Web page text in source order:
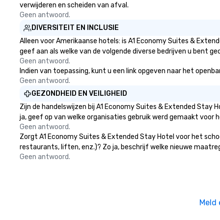
verwijderen en scheiden van afval.
Geen antwoord.
DIVERSITEIT EN INCLUSIE
Alleen voor Amerikaanse hotels: is A1 Economy Suites &
geef aan als welke van de volgende diverse bedrijven u bent
Geen antwoord.
Indien van toepassing, kunt u een link opgeven naar het
Geen antwoord.
GEZONDHEID EN VEILIGHEID
Zijn de handelswijzen bij A1 Economy Suites & Extended
ja, geef op van welke organisaties gebruik werd gemaakt voor
Geen antwoord.
Zorgt A1 Economy Suites & Extended Stay Hotel voor het
restaurants, liften, enz.)? Zo ja, beschrijf welke nieuwe
Geen antwoord.
Meld